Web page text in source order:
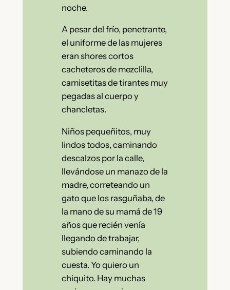
noche.
A pesar del frío, penetrante,
el uniforme de las mujeres
eran shores cortos
cacheteros de mezclilla,
camisetitas de tirantes muy
pegadas al cuerpo y
chancletas.
Niños pequeñitos, muy
lindos todos, caminando
descalzos por la calle,
llevándose un manazo de la
madre, correteando un
gato que los rasguñaba, de
la mano de su mamá de 19
años que recién venía
llegando de trabajar,
subiendo caminando la
cuesta. Yo quiero un
chiquito. Hay muchas